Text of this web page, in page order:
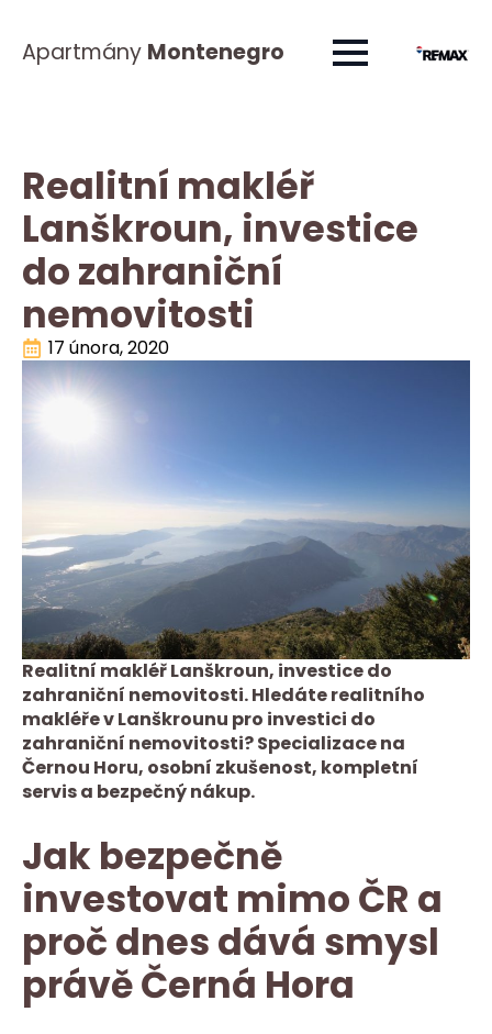
Apartmány Montenegro
Realitní makléř
Lanškroun, investice
do zahraniční
nemovitosti
17 února, 2020
Realitní makléř Lanškroun, investice do
zahraniční nemovitosti. Hledáte realitního
makléře v Lanškrounu pro investici do
zahraniční nemovitosti? Specializace na
Černou Horu, osobní zkušenost, kompletní
servis a bezpečný nákup.
Jak bezpečně
investovat mimo ČR a
proč dnes dává smysl
právě Černá Hora